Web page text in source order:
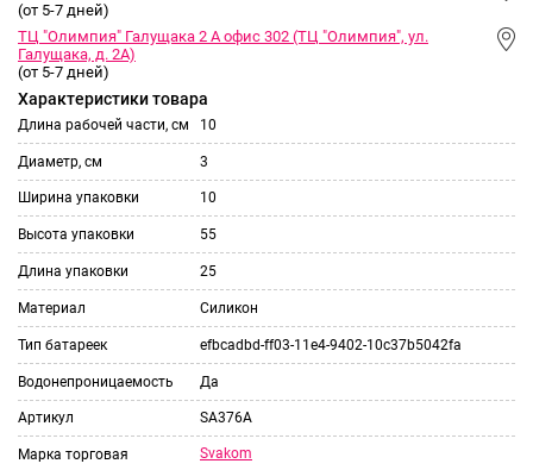
(от 5-7 дней)
ТЦ "Олимпия" Галущака 2 А офис 302 (ТЦ "Олимпия", ул.
Галущака, д. 2А)
(от 5-7 дней)
Характеристики товара
Длина рабочей части, см 10
Диаметр, см 3
Ширина упаковки 10
Высота упаковки 55
Длина упаковки 25
Материал Силикон
Тип батареек efbcadbd-ff03-11e4-9402-10c37b5042fa
Водонепроницаемость Да
Артикул SA376A
Марка торговая Svakom